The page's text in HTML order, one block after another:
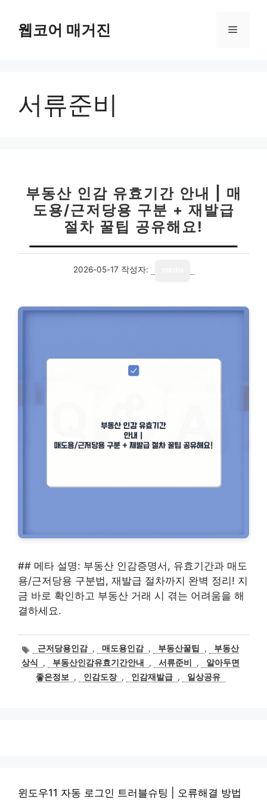
웹코어 매거진 메
서류준비
부동산 인감 유효기간 안내 | 매
도용/근저당용 구분 + 재발급
절차 꿀팁 공유해요!
2026-05-17 작성자:
## 메타 설명: 부동산 인감증명서, 유효기간과 매도
용/근저당용 구분법, 재발급 절차까지 완벽 정리! 지
금 바로 확인하고 부동산 거래 시 겪는 어려움을 해
결하세요.
태
그
근저당용인감 , 매도용인감 , 부동산꿀팁 ,
부동산
상식
, 부동산인감유효기간안내 , 서류준비 ,
알아두면
좋은정보
, 인감도장 , 인감재발급 , 일상공유
윈도우11 자동 로그인 트러블슈팅 | 오류해결 방법